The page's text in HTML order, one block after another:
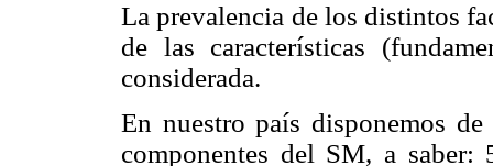
La prevalencia de los distintos
de las características
considerada.
En nuestro país disponemos
componentes del SM, a